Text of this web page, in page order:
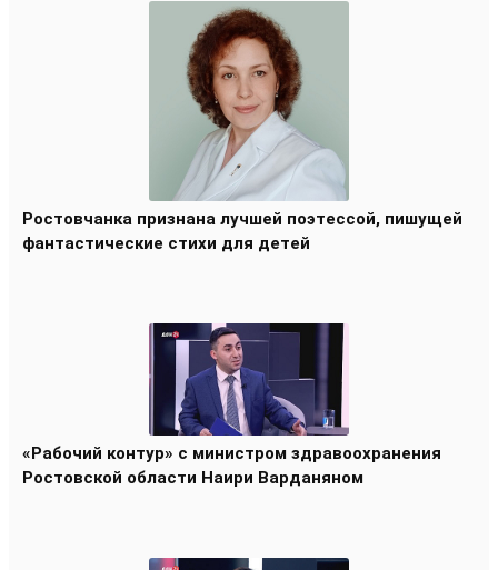
Ростовчанка признана лучшей поэтессой, пишущей
фантастические стихи для детей
«Рабочий контур» с министром здравоохранения
Ростовской области Наири Варданяном